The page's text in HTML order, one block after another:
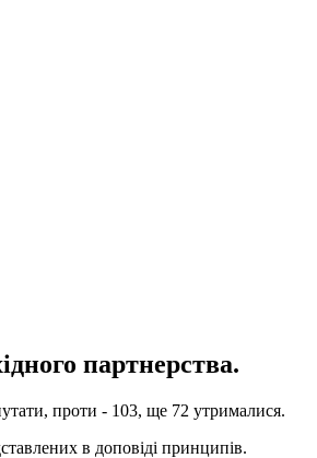
партнерства.
проти - 103, ще 72 утрималися.
в доповіді принципів.